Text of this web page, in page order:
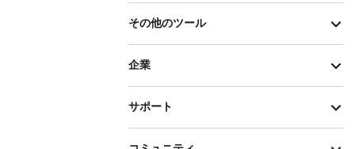
その他のツール
企業
サポート